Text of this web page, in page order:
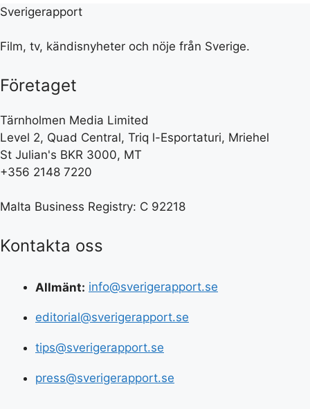
Sverigerapport
Film, tv, kändisnyheter och nöje från Sverige.
Företaget
Tärnholmen Media Limited
Level 2, Quad Central, Triq l-Esportaturi, Mriehel
St Julian's BKR 3000, MT
+356 2148 7220
Malta Business Registry: C 92218
Kontakta oss
Allmänt: info@sverigerapport.se
editorial@sverigerapport.se
tips@sverigerapport.se
press@sverigerapport.se